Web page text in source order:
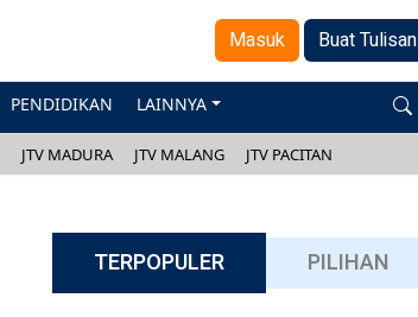
Masuk Buat Tulisan
PENDIDIKAN LAINNYA
JTV MADURA JTV MALANG JTV PACITAN
TERPOPULER PILIHAN